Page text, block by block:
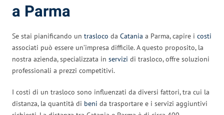
a Parma
Se stai pianificando un trasloco da Catania a Parma, capire i costi
associati può essere un’impresa difficile. A questo proposito, la
nostra azienda, specializzata in servizi di trasloco, offre soluzioni
professionali a prezzi competitivi.
I costi di un trasloco sono influenzati da diversi fattori, tra cui la
distanza, la quantità di beni da trasportare e i servizi aggiuntivi